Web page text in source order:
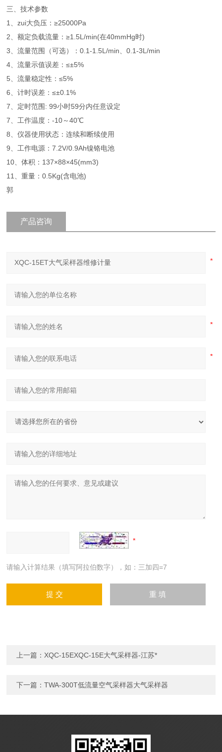
三、技术参数
1、zui大负压：≥25000Pa
2、额定负载流量：≥1.5L/min(在40mmHg时)
3、流量范围（可选）：0.1-1.5L/min、0.1-3L/min
4、流量示值误差：≤±5%
5、流量稳定性：≤5%
6、计时误差：≤±0.1%
7、定时范围: 99小时59分内任意设定
7、工作温度：-10～40℃
8、仪器使用状态：连续和断续使用
9、工作电源：7.2V/0.9Ah镍铬电池
10、体积：137×88×45(mm3)
11、重量：0.5Kg(含电池)
郭
产品咨询
请输入计算结果（填写阿拉伯数字），如：三加四=7
上一篇： XQC-15EXQC-15E大气采样器-江苏*
下一篇：TWA-300T低流量空气采样器大气采样器